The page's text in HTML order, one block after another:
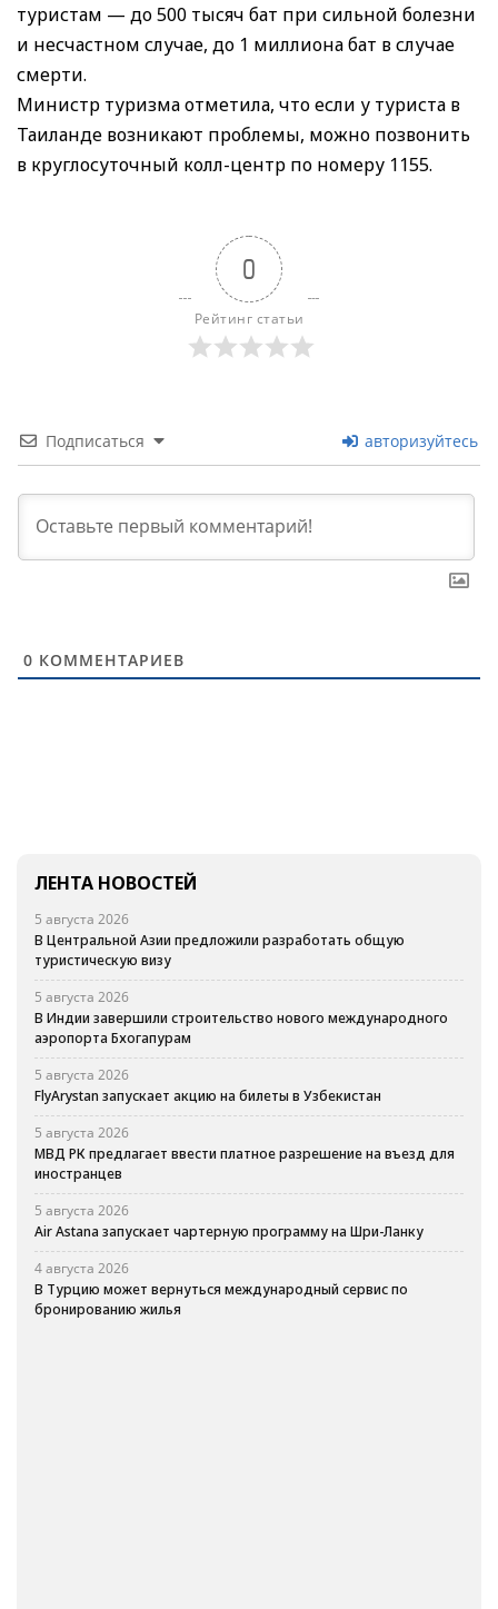
туристам — до 500 тысяч бат при сильной болезни
и несчастном случае, до 1 миллиона бат в случае
смерти.
Министр туризма отметила, что если у туриста в
Таиланде возникают проблемы, можно позвонить
в круглосуточный колл-центр по номеру 1155.
0
Рейтинг статьи
Подписаться авторизуйтесь
0 КОММЕНТАРИЕВ
ЛЕНТА НОВОСТЕЙ
5 августа 2026
В Центральной Азии предложили разработать общую
туристическую визу
5 августа 2026
В Индии завершили строительство нового международного
аэропорта Бхогапурам
5 августа 2026
FlyArystan запускает акцию на билеты в Узбекистан
5 августа 2026
МВД РК предлагает ввести платное разрешение на въезд для
иностранцев
5 августа 2026
Air Astana запускает чартерную программу на Шри-Ланку
4 августа 2026
В Турцию может вернуться международный сервис по
бронированию жилья